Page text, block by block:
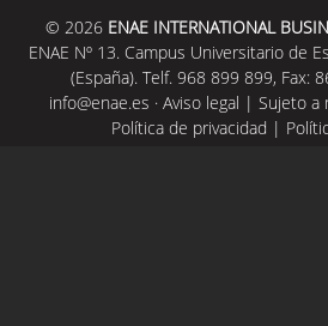
© 2026 ENAE INTERNATIONAL
ENAE Nº 13. Campus Universitario de
(España). Telf. 968 899 899, Fax:
info@enae.es · Aviso legal | Sujeto a
Política de privacidad |